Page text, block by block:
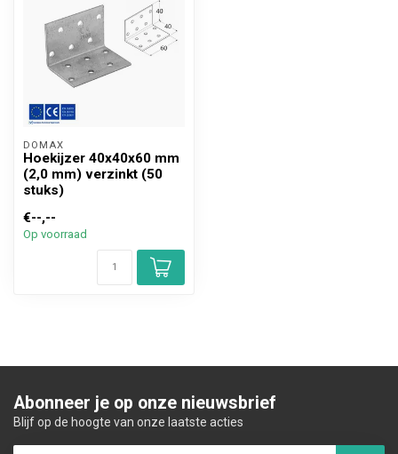
DOMAX
Hoekijzer 40x40x60 mm
(2,0 mm) verzinkt (50
stuks)
€--,--
Op voorraad
Abonneer je op onze nieuwsbrief
Blijf op de hoogte van onze laatste acties